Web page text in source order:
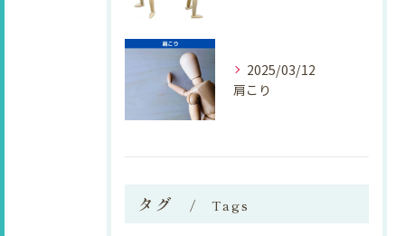
2025/03/12
肩こり
タグ Tags